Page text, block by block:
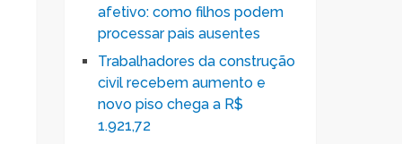
afetivo: como filhos podem
processar pais ausentes
Trabalhadores da construção
civil recebem aumento e
novo piso chega a R$
1.921,72